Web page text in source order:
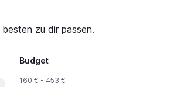
zu dir passen.
Budget
160 € - 453 €